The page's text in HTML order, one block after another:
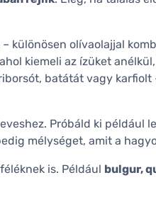
különösen olívaolajjal
kiemeli az ízüket
batátát vagy
Próbáld ki például
mélységet, amit a
is. Például bulgur,